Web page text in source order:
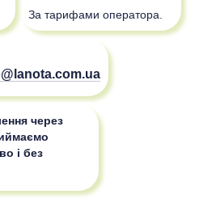
За тарифами оператора.
через
і без